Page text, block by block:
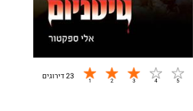
23 דירוגים